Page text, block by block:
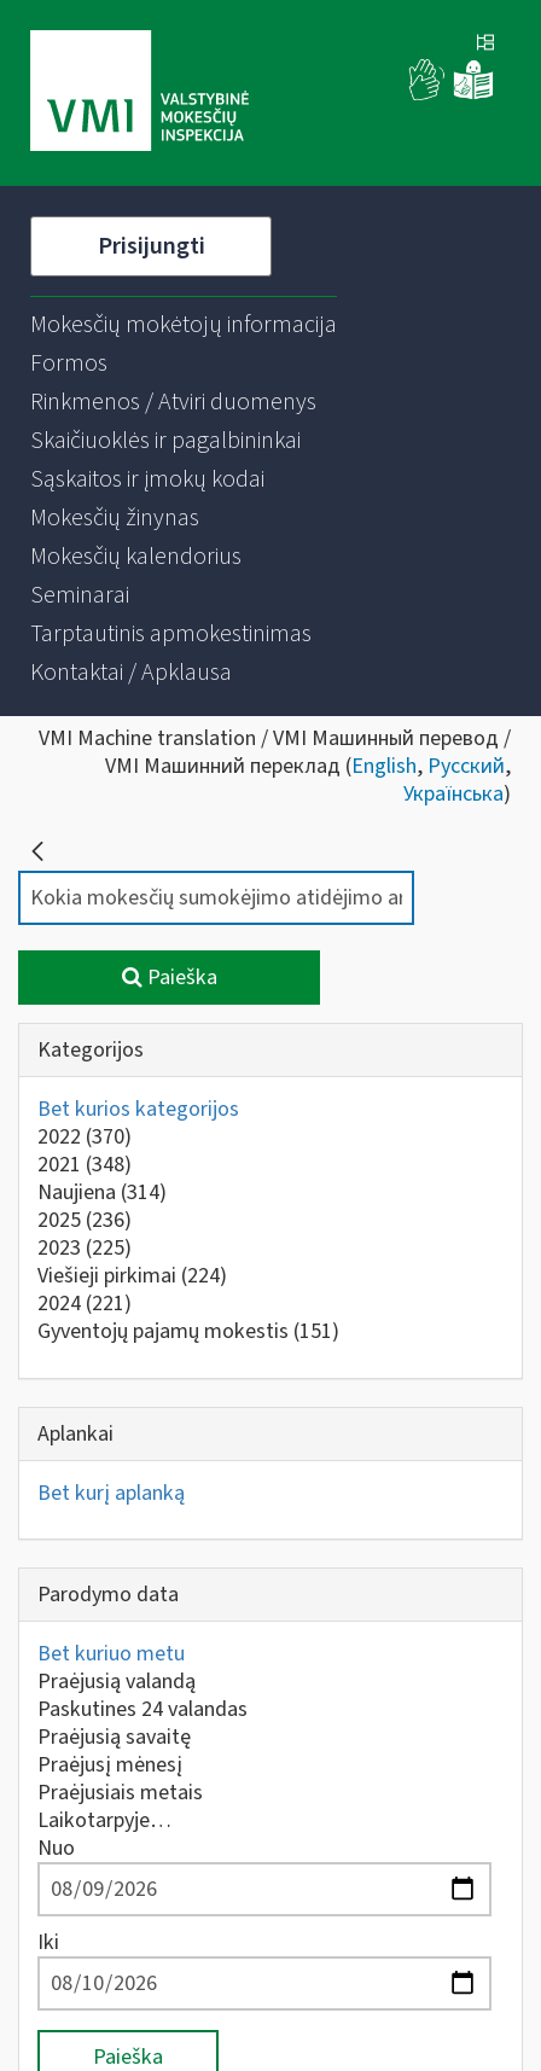
Prisijungti
Mokesčių mokėtojų informacija
Formos
Rinkmenos / Atviri duomenys
Skaičiuoklės ir pagalbininkai
Sąskaitos ir įmokų kodai
Mokesčių žinynas
Mokesčių kalendorius
Seminarai
Tarptautinis apmokestinimas
Kontaktai / Apklausa
VMI Machine translation / VMI Машинный перевод /
VMI Машинний переклад (English, Русский,
Українська)
Paieška
Kategorijos
Bet kurios kategorijos
2022 (370)
2021 (348)
Naujiena (314)
2025 (236)
2023 (225)
Viešieji pirkimai (224)
2024 (221)
Gyventojų pajamų mokestis (151)
Aplankai
Bet kurį aplanką
Parodymo data
Bet kuriuo metu
Praėjusią valandą
Paskutines 24 valandas
Praėjusią savaitę
Praėjusį mėnesį
Praėjusiais metais
Laikotarpyje…
Nuo
Iki
Paieška